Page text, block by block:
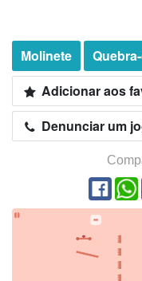
Molinete
Adicionar aos
Denunciar um